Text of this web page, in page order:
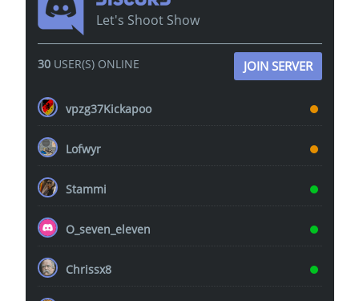
Let's Shoot Show
30USER(S) ONLINE JOIN SERVER
vpzg37Kickapoo
Lofwyr
Stammi
O_seven_eleven
Chrissx8